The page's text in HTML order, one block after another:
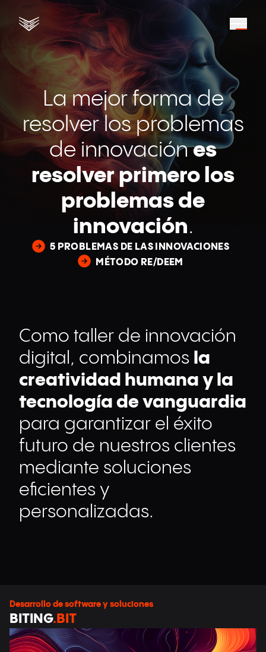
La mejor forma de
resolver los problemas
de innovaciónes
resolver primero los
problemas de
innovación.
5 PROBLEMAS DE LAS INNOVACIONES
MÉTODO RE/DEEM
Como taller de innovación
digital, combinamos la
creatividad humana y la
tecnología de vanguardia
para garantizar el éxito
futuro de nuestros clientes
mediante soluciones
eficientes y
personalizadas.
Desarrollo de software y soluciones
BITING.BIT